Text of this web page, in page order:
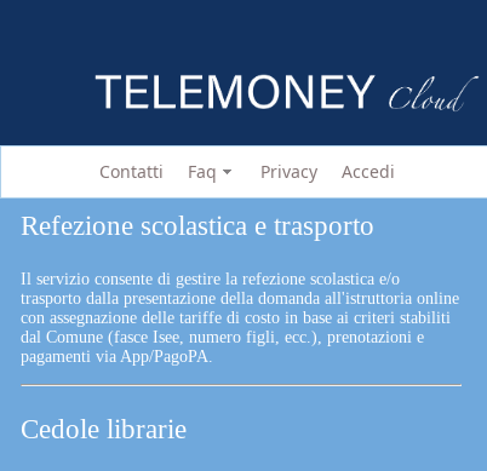
Contatti Faq Privacy Accedi
Refezione scolastica e trasporto
Il servizio consente di gestire la refezione scolastica e/o
trasporto dalla presentazione della domanda all'istruttoria online
con assegnazione delle tariffe di costo in base ai criteri stabiliti
dal Comune (fasce Isee, numero figli, ecc.), prenotazioni e
pagamenti via App/PagoPA.
Cedole librarie